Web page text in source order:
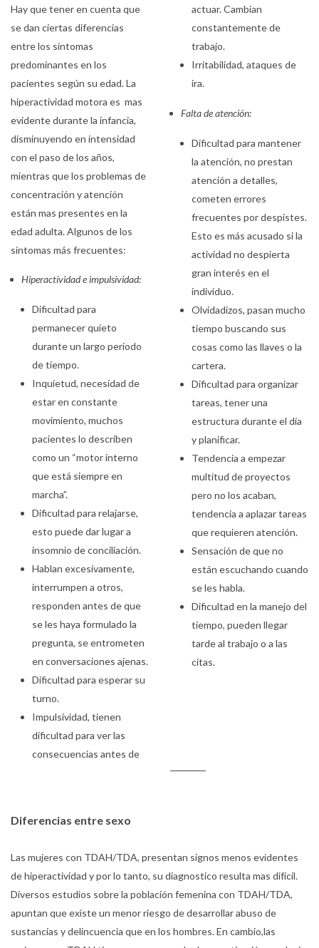
Hay que tener en cuenta que
se dan ciertas diferencias
entre los síntomas
predominantes en los
pacientes según su edad. La
hiperactividad motora es mas
evidente durante la infancia,
disminuyendo en intensidad
con el paso de los años,
mientras que los problemas de
concentración y atención
están mas presentes en la
edad adulta. Algunos de los
síntomas más frecuentes:
Hiperactividad e impulsividad:
Dificultad para
permanecer quieto
durante un largo periodo
de tiempo.
Inquietud, necesidad de
estar en constante
movimiento, muchos
pacientes lo describen
como un “motor interno
que está siempre en
marcha”.
Dificultad para relajarse,
esto puede dar lugar a
insomnio de conciliación.
Hablan excesivamente,
interrumpen a otros,
responden antes de que
se les haya formulado la
pregunta, se entrometen
en conversaciones ajenas.
Dificultad para esperar su
turno.
Impulsividad, tienen
dificultad para ver las
consecuencias antes de
actuar. Cambian
constantemente de
trabajo.
Irritabilidad, ataques de
ira.
Falta de atención:
Dificultad para mantener
la atención, no prestan
atención a detalles,
cometen errores
frecuentes por despistes.
Esto es más acusado si la
actividad no despierta
gran interés en el
individuo.
Olvidadizos, pasan mucho
tiempo buscando sus
cosas como las llaves o la
cartera.
Dificultad para organizar
tareas, tener una
estructura durante el día
y planificar.
Tendencia a empezar
multitud de proyectos
pero no los acaban,
tendencia a aplazar tareas
que requieren atención.
Sensación de que no
están escuchando cuando
se les habla.
Dificultad en la manejo del
tiempo, pueden llegar
tarde al trabajo o a las
citas.
Diferencias entre sexo
Las mujeres con TDAH/TDA, presentan signos menos evidentes
de hiperactividad y por lo tanto, su diagnostico resulta mas difícil.
Diversos estudios sobre la población femenina con TDAH/TDA,
apuntan que existe un menor riesgo de desarrollar abuso de
sustancias y delincuencia que en los hombres. En cambio,las